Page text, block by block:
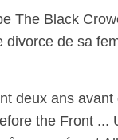
The Black
de sa
deux ans
the Front ...